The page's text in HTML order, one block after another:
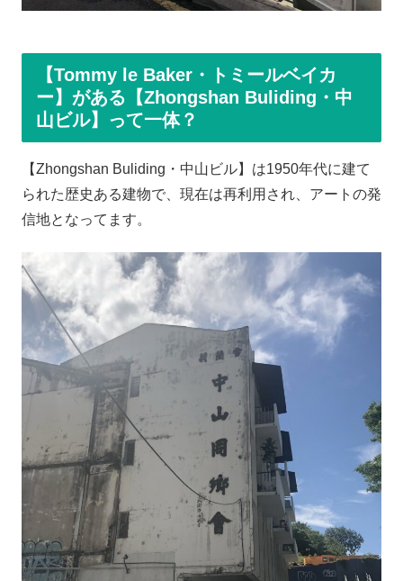
【Tommy le Baker・トミールベイカ
ー】がある【Zhongshan Buliding・中
山ビル】って一体？
【Zhongshan Buliding・中山ビル】は1950年代に建て
られた歴史ある建物で、現在は再利用され、アートの発
信地となってます。